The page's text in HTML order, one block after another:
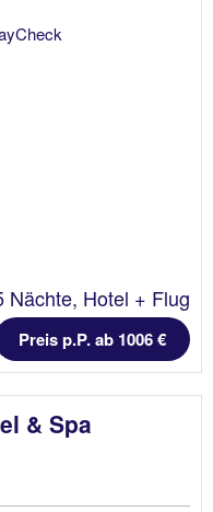
Nächte, Hotel + Flug
Preis p.P. ab 1006 €
& Spa